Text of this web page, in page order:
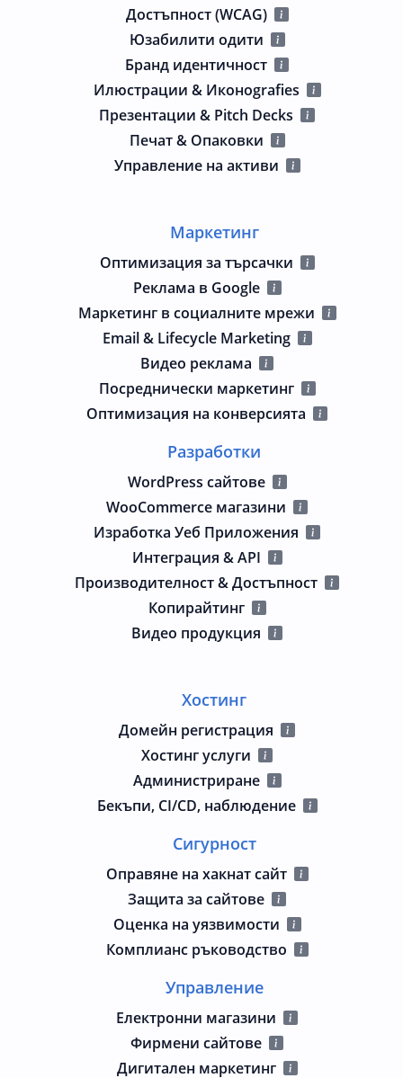
Достъпност (WCAG)
Юзабилити одити
Бранд идентичност
Илюстрации & Иконografies
Презентации & Pitch Decks
Печат & Опаковки
Управление на активи
Маркетинг
Оптимизация за търсачки
Реклама в Google
Маркетинг в социалните мрежи
Email & Lifecycle Marketing
Видео реклама
Посреднически маркетинг
Оптимизация на конверсията
Разработки
WordPress сайтове
WooCommerce магазини
Изработка Уеб Приложения
Интеграция & API
Производителност & Достъпност
Копирайтинг
Видео продукция
Хостинг
Домейн регистрация
Хостинг услуги
Администриране
Бекъпи, CI/CD, наблюдение
Сигурност
Оправяне на хакнат сайт
Защита за сайтове
Оценка на уязвимости
Комплианс ръководство
Управление
Електронни магазини
Фирмени сайтове
Дигитален маркетинг